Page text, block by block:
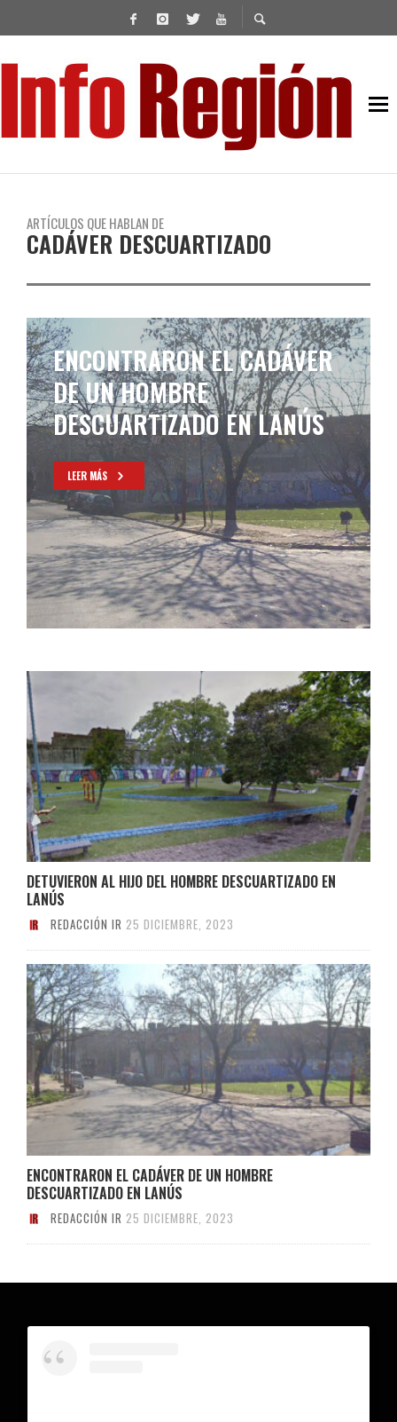
ARTÍCULOS QUE HABLAN DE
CADÁVER DESCUARTIZADO
ENCONTRARON EL CADÁVER
DE UN HOMBRE
DESCUARTIZADO EN LANÚS
LEER MÁS
DETUVIERON AL HIJO DEL HOMBRE DESCUARTIZADO EN
LANÚS
REDACCIÓN IR 25 DICIEMBRE, 2023
ENCONTRARON EL CADÁVER DE UN HOMBRE
DESCUARTIZADO EN LANÚS
REDACCIÓN IR 25 DICIEMBRE, 2023